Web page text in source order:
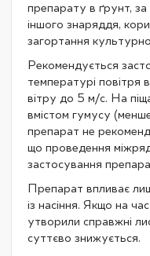
препарату в ґрунт,
іншого знаряддя,
загортання
Рекомендується
температурі повітря
вітру до 5 м/с. На
вмістом гумусу
препарат не
що проведення
застосування
Препарат впливає
із насіння. Якщо на
утворили справжні
суттєво знижується.